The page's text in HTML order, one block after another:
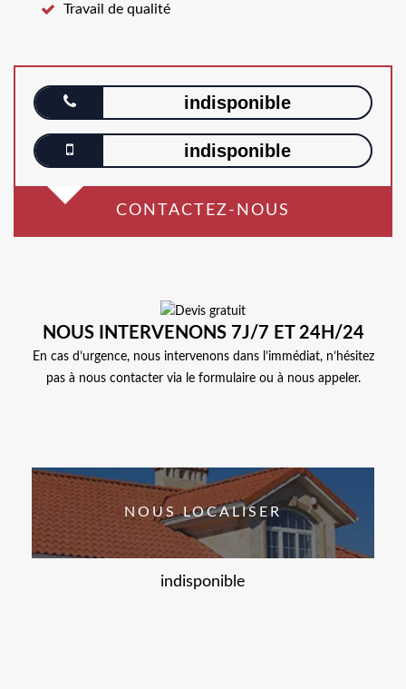
Travail de qualité
indisponible
indisponible
CONTACTEZ-NOUS
NOUS INTERVENONS 7J/7 ET 24H/24
En cas d’urgence, nous intervenons dans l’immédiat, n’hésitez
pas à nous contacter via le formulaire ou à nous appeler.
NOUS LOCALISER
indisponible